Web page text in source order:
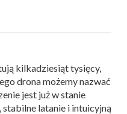
kilkadziesiąt tysięcy,
drona możemy nazwać
jest już w stanie
latanie i intuicyjną